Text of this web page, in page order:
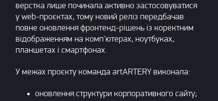
верстка лише починала активно застосовуватися
у web-проєктах, тому новий реліз передбачав
повне оновлення фронтенд-рішень із коректним
відображенням на комп'ютерах, ноутбуках,
планшетах і смартфонах.
У межах проєкту команда artARTERY виконала:
оновлення структури корпоративного сайту;